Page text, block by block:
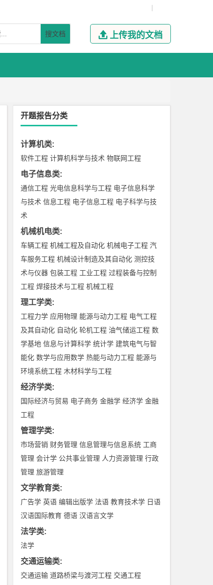
|
搜文档  上传我的文档
开题报告分类
计算机类:
软件工程 计算机科学与技术 物联网工程
电子信息类:
通信工程 光电信息科学与工程 电子信息科学
与技术 信息工程 电子信息工程 电子科学与技
术
机械机电类:
车辆工程 机械工程及自动化 机械电子工程 汽
车服务工程 机械设计制造及其自动化 测控技
术与仪器 包装工程 工业工程 过程装备与控制
工程 焊接技术与工程 机械工程
理工学类:
工程力学 应用物理 能源与动力工程 电气工程
及其自动化 自动化 轮机工程 油气储运工程 数
学基地 信息与计算科学 统计学 建筑电气与智
能化 数学与应用数学 热能与动力工程 能源与
环境系统工程 木材科学与工程
经济学类:
国际经济与贸易 电子商务 金融学 经济学 金融
工程
管理学类:
市场营销 财务管理 信息管理与信息系统 工商
管理 会计学 公共事业管理 人力资源管理 行政
管理 旅游管理
文学教育类:
广告学 英语 编辑出版学 法语 教育技术学 日语
汉语国际教育 德语 汉语言文学
法学类:
法学
交通运输类:
交通运输 道路桥梁与渡河工程 交通工程